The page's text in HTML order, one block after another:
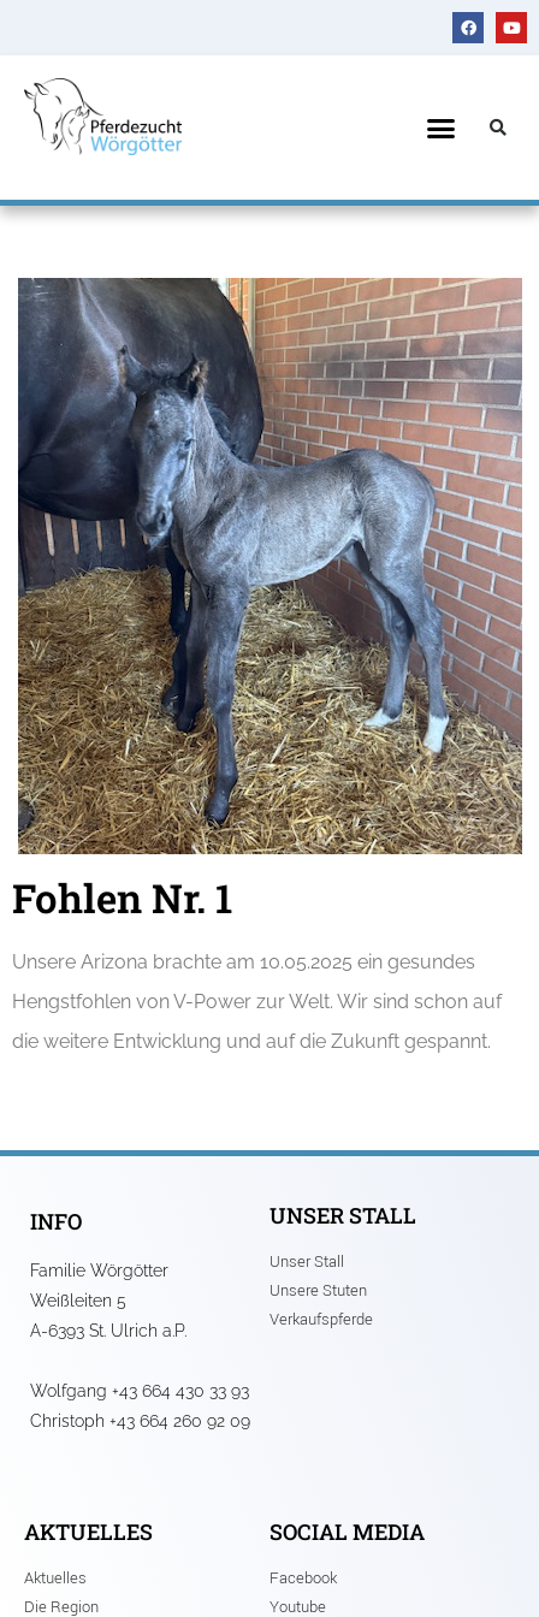
Fohlen Nr. 1
Unsere Arizona brachte am 10.05.2025 ein gesundes
Hengstfohlen von V-Power zur Welt. Wir sind schon auf
die weitere Entwicklung und auf die Zukunft gespannt.
INFO
Familie Wörgötter
Weißleiten 5
A-6393 St. Ulrich a.P.
Wolfgang +43 664 430 33 93
Christoph +43 664 260 92 09
UNSER STALL
Unser Stall
Unsere Stuten
Verkaufspferde
AKTUELLES
Aktuelles
Die Region
SOCIAL MEDIA
Facebook
Youtube